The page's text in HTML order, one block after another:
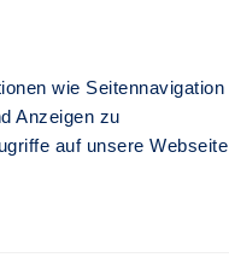
wie Seitennavigation
Anzeigen zu
auf unsere Webseite